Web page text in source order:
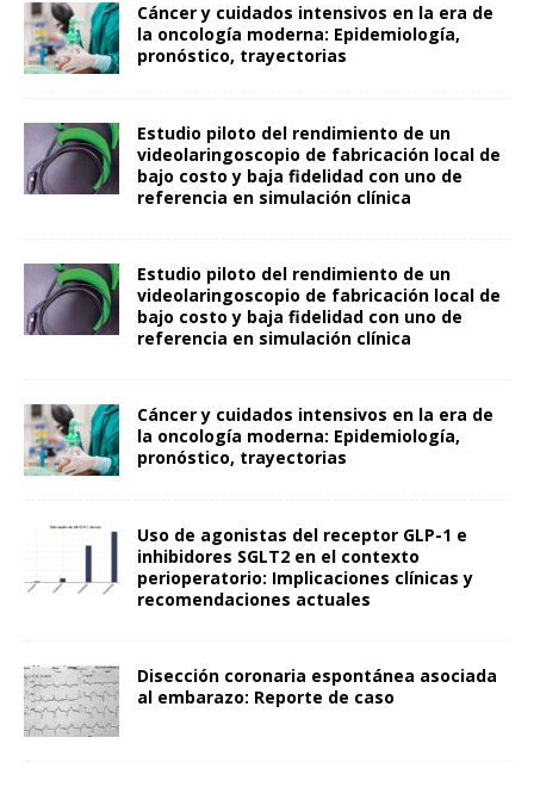
Cáncer y cuidados intensivos en la era de
la oncología moderna: Epidemiología,
pronóstico, trayectorias
Estudio piloto del rendimiento de un
videolaringoscopio de fabricación local de
bajo costo y baja fidelidad con uno de
referencia en simulación clínica
Estudio piloto del rendimiento de un
videolaringoscopio de fabricación local de
bajo costo y baja fidelidad con uno de
referencia en simulación clínica
Cáncer y cuidados intensivos en la era de
la oncología moderna: Epidemiología,
pronóstico, trayectorias
Uso de agonistas del receptor GLP-1 e
inhibidores SGLT2 en el contexto
perioperatorio: Implicaciones clínicas y
recomendaciones actuales
Disección coronaria espontánea asociada
al embarazo: Reporte de caso